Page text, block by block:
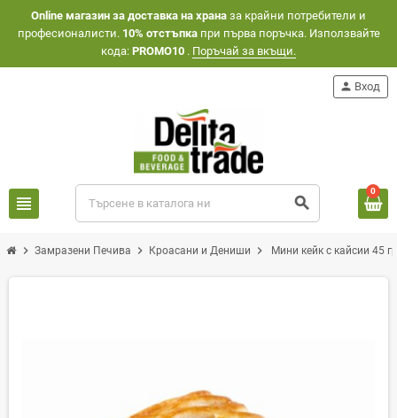
Оnline магазин за доставка на храна за крайни потребители и
професионалисти. 10% отстъпкапри първа поръчка. Използвайте
кода: PROMO10 . Поръчай за вкъщи.
view_headline search
person Вход
0
chevron_right Замразени Печива chevron_right Кроасани и Дениши chevron_right Мини кейк с кайсии 45 гр